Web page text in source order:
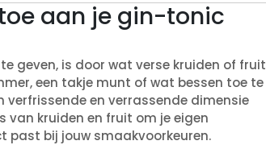
aan je gin-tonic
geven, is door wat verse kruiden of fruit
een takje munt of wat bessen toe te
verfrissende en verrassende dimensie
van kruiden en fruit om je eigen
past bij jouw smaakvoorkeuren.